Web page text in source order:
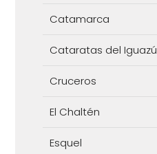
Catamarca
Cataratas del Iguazú
Cruceros
El Chaltén
Esquel